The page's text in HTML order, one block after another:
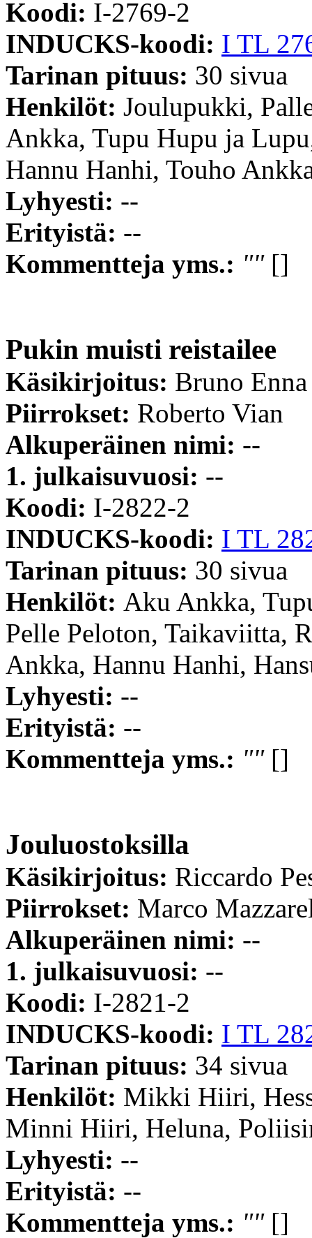
Koodi: I-2769-2
INDUCKS-koodi: I TL
Tarinan pituus: 30 sivua
Henkilöt: Joulupukki,
Ankka, Tupu Hupu ja
Hannu Hanhi, Touho
Lyhyesti: --
Erityistä: --
Kommentteja yms.: ""[]
Pukin muisti reistailee
Käsikirjoitus: Bruno Enna
Piirrokset: Roberto Vian
Alkuperäinen nimi: --
1. julkaisuvuosi: --
Koodi: I-2822-2
INDUCKS-koodi: I TL
Tarinan pituus: 30 sivua
Henkilöt: Aku Ankka,
Pelle Peloton, Taikaviitta,
Ankka, Hannu Hanhi,
Lyhyesti: --
Erityistä: --
Kommentteja yms.: ""[]
Jouluostoksilla
Käsikirjoitus: Riccardo
Piirrokset: Marco
Alkuperäinen nimi: --
1. julkaisuvuosi: --
Koodi: I-2821-2
INDUCKS-koodi: I TL
Tarinan pituus: 34 sivua
Henkilöt: Mikki Hiiri,
Minni Hiiri, Heluna,
Lyhyesti: --
Erityistä: --
Kommentteja yms.: ""[]